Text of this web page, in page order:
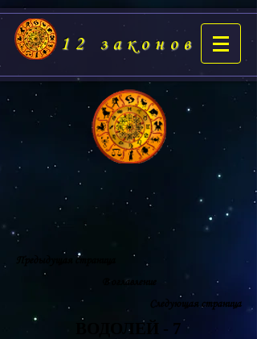
12 законов
Предыдущая страница
В оглавление
Следующая страница
ВОДОЛЕЙ - 7